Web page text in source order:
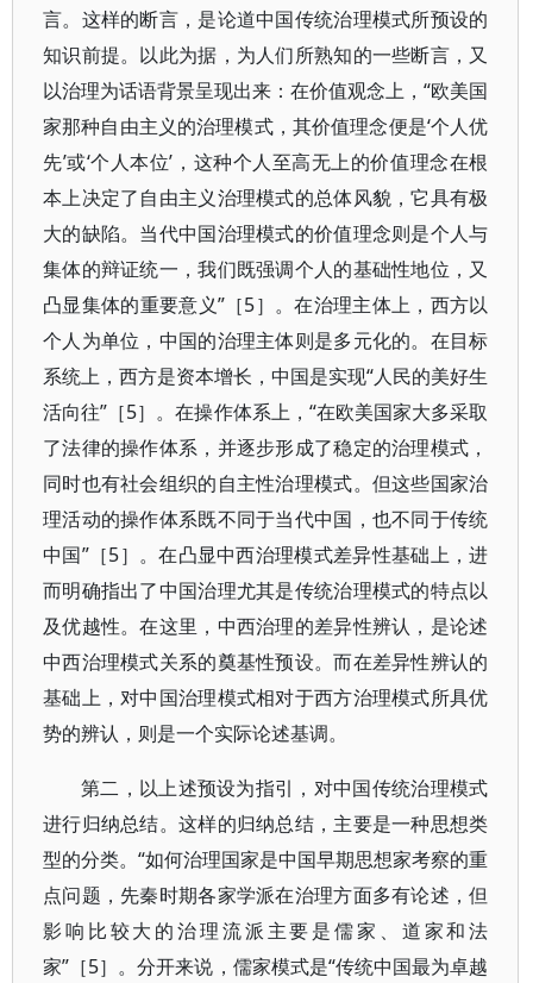
言。这样的断言，是论道中国传统治理模式所预设的
知识前提。以此为据，为人们所熟知的一些断言，又
以治理为话语背景呈现出来：在价值观念上，“欧美国
家那种自由主义的治理模式，其价值理念便是‘个人优
先’或‘个人本位’，这种个人至高无上的价值理念在根
本上决定了自由主义治理模式的总体风貌，它具有极
大的缺陷。当代中国治理模式的价值理念则是个人与
集体的辩证统一，我们既强调个人的基础性地位，又
凸显集体的重要意义”［5］。在治理主体上，西方以
个人为单位，中国的治理主体则是多元化的。在目标
系统上，西方是资本增长，中国是实现“人民的美好生
活向往”［5］。在操作体系上，“在欧美国家大多采取
了法律的操作体系，并逐步形成了稳定的治理模式，
同时也有社会组织的自主性治理模式。但这些国家治
理活动的操作体系既不同于当代中国，也不同于传统
中国”［5］。在凸显中西治理模式差异性基础上，进
而明确指出了中国治理尤其是传统治理模式的特点以
及优越性。在这里，中西治理的差异性辨认，是论述
中西治理模式关系的奠基性预设。而在差异性辨认的
基础上，对中国治理模式相对于西方治理模式所具优
势的辨认，则是一个实际论述基调。
第二，以上述预设为指引，对中国传统治理模式
进行归纳总结。这样的归纳总结，主要是一种思想类
型的分类。“如何治理国家是中国早期思想家考察的重
点问题，先秦时期各家学派在治理方面多有论述，但
影响比较大的治理流派主要是儒家、道家和法
家”［5］。分开来说，儒家模式是“传统中国最为卓越